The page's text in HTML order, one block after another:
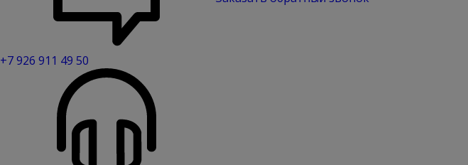
+7 926 911 49 50